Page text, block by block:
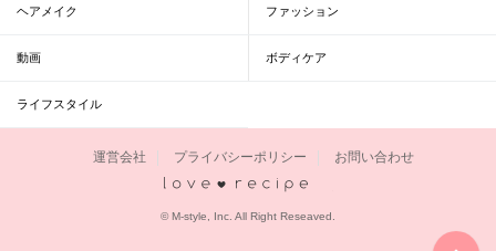
ヘアメイク ファッション
動画 ボディケア
ライフスタイル
運営会社 プライバシーポリシー お問い合わせ
© M-style, Inc. All Right Reseaved.